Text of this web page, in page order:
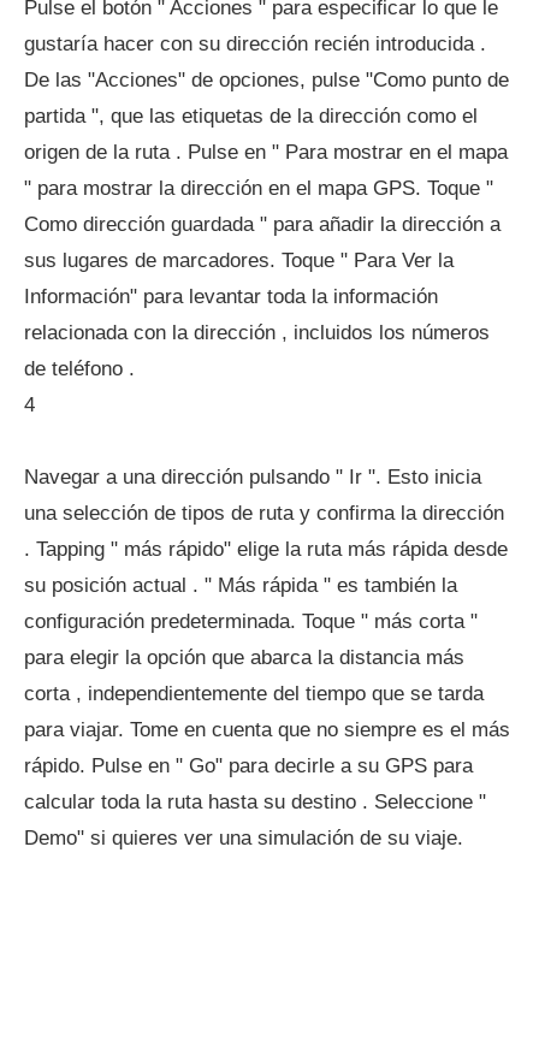
Pulse el botón " Acciones " para especificar lo que le
gustaría hacer con su dirección recién introducida .
De las "Acciones" de opciones, pulse "Como punto de
partida ", que las etiquetas de la dirección como el
origen de la ruta . Pulse en " Para mostrar en el mapa
" para mostrar la dirección en el mapa GPS. Toque "
Como dirección guardada " para añadir la dirección a
sus lugares de marcadores. Toque " Para Ver la
Información" para levantar toda la información
relacionada con la dirección , incluidos los números
de teléfono .
4
Navegar a una dirección pulsando " Ir ". Esto inicia
una selección de tipos de ruta y confirma la dirección
. Tapping " más rápido" elige la ruta más rápida desde
su posición actual . " Más rápida " es también la
configuración predeterminada. Toque " más corta "
para elegir la opción que abarca la distancia más
corta , independientemente del tiempo que se tarda
para viajar. Tome en cuenta que no siempre es el más
rápido. Pulse en " Go" para decirle a su GPS para
calcular toda la ruta hasta su destino . Seleccione "
Demo" si quieres ver una simulación de su viaje.